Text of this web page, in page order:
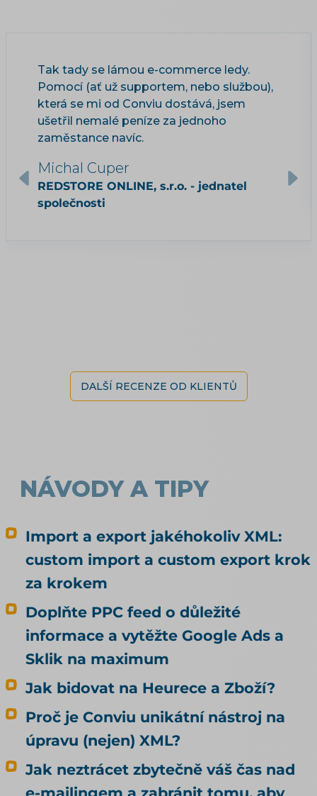
Tak tady se lámou e-commerce ledy.
Pomocí (ať už supportem, nebo službou),
která se mi od Conviu dostává, jsem
ušetřil nemalé peníze za jednoho
zaměstance navíc.
Michal Cuper
REDSTORE ONLINE, s.r.o. - jednatel
společnosti
DALŠÍ RECENZE OD KLIENTŮ
NÁVODY A TIPY
Import a export jakéhokoliv XML:
custom import a custom export krok
za krokem
Doplňte PPC feed o důležité
informace a vytěžte Google Ads a
Sklik na maximum
Jak bidovat na Heurece a Zboží?
Proč je Conviu unikátní nástroj na
úpravu (nejen) XML?
Jak neztrácet zbytečně váš čas nad